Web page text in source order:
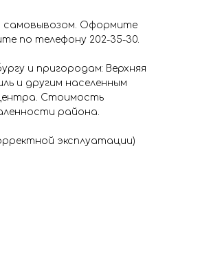
самовывозом. Оформите
по телефону 202-35-30.
и пригородам: Верхняя
и другим населенным
Стоимость
района.
эксплуатации)